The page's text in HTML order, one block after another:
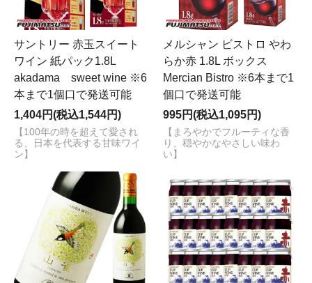
サントリー 赤玉スイート
ワイン 紙パック1.8L
akadama sweet wine ※6
本まで1個口で発送可能
1,404円(税込1,544円)
【100年の時を超えて愛され
る、日本を代表する甘味ワイ
ン】
メルシャン ビストロ やわ
らか赤 1.8L ボックス
Mercian Bistro ※6本まで1
個口で発送可能
995円(税込1,095円)
【まろやかでフルーティな香
り、穏やかなやさしい味わ
い】